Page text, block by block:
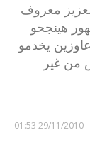
معروف
هينجحو
يخدمو
من غير
29/11/2010 01:53